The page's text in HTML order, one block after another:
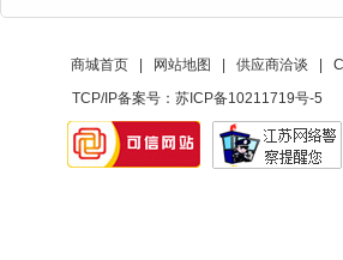
商城首页 网站地图 供应商洽谈
TCP/IP备案号： 苏ICP备10211719号-5